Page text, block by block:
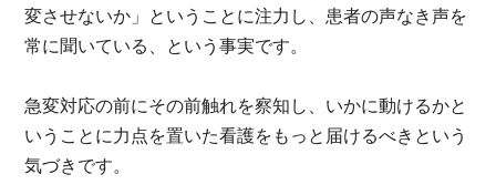
変させないか」ということに注力し、患者の声なき声を
常に聞いている、という事実です。
急変対応の前にその前触れを察知し、いかに動けるかと
いうことに力点を置いた看護をもっと届けるべきという
気づきです。